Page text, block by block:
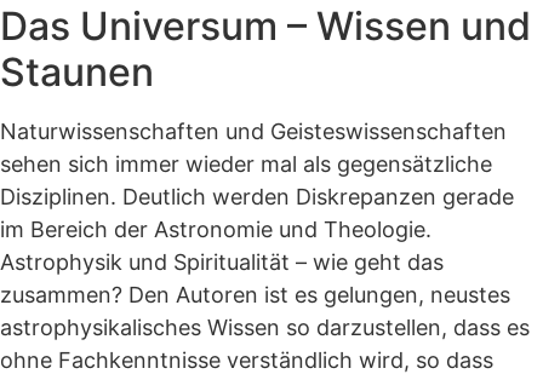
Das Universum – Wissen und
Staunen
Naturwissenschaften und Geisteswissenschaften
sehen sich immer wieder mal als gegensätzliche
Disziplinen. Deutlich werden Diskrepanzen gerade
im Bereich der Astronomie und Theologie.
Astrophysik und Spiritualität – wie geht das
zusammen? Den Autoren ist es gelungen, neustes
astrophysikalisches Wissen so darzustellen, dass es
ohne Fachkenntnisse verständlich wird, so dass